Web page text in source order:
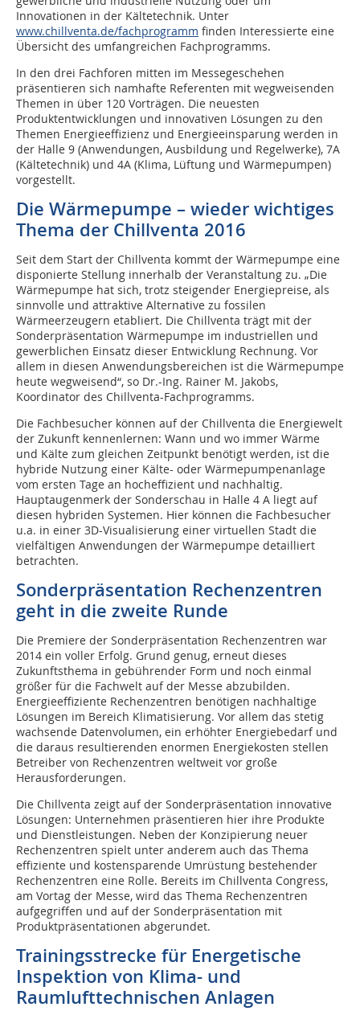
Innovationen in der Kältetechnik. Unter
www.chillventa.de/fachprogramm finden Interessierte eine
Übersicht des umfangreichen Fachprogramms.
In den drei Fachforen mitten im Messegeschehen
präsentieren sich namhafte Referenten mit wegweisenden
Themen in über 120 Vorträgen. Die neuesten
Produktentwicklungen und innovativen Lösungen zu den
Themen Energieeffizienz und Energieeinsparung werden in
der Halle 9 (Anwendungen, Ausbildung und Regelwerke), 7A
(Kältetechnik) und 4A (Klima, Lüftung und Wärmepumpen)
vorgestellt.
Die Wärmepumpe – wieder wichtiges
Thema der Chillventa 2016
Seit dem Start der Chillventa kommt der Wärmepumpe eine
disponierte Stellung innerhalb der Veranstaltung zu. „Die
Wärmepumpe hat sich, trotz steigender Energiepreise, als
sinnvolle und attraktive Alternative zu fossilen
Wärmeerzeugern etabliert. Die Chillventa trägt mit der
Sonderpräsentation Wärmepumpe im industriellen und
gewerblichen Einsatz dieser Entwicklung Rechnung. Vor
allem in diesen Anwendungsbereichen ist die Wärmepumpe
heute wegweisend“, so Dr.-Ing. Rainer M. Jakobs,
Koordinator des Chillventa-Fachprogramms.
Die Fachbesucher können auf der Chillventa die Energiewelt
der Zukunft kennenlernen: Wann und wo immer Wärme
und Kälte zum gleichen Zeitpunkt benötigt werden, ist die
hybride Nutzung einer Kälte- oder Wärmepumpenanlage
vom ersten Tage an hocheffizient und nachhaltig.
Hauptaugenmerk der Sonderschau in Halle 4 A liegt auf
diesen hybriden Systemen. Hier können die Fachbesucher
u.a. in einer 3D-Visualisierung einer virtuellen Stadt die
vielfältigen Anwendungen der Wärmepumpe detailliert
betrachten.
Sonderpräsentation Rechenzentren
geht in die zweite Runde
Die Premiere der Sonderpräsentation Rechenzentren war
2014 ein voller Erfolg. Grund genug, erneut dieses
Zukunftsthema in gebührender Form und noch einmal
größer für die Fachwelt auf der Messe abzubilden.
Energieeffiziente Rechenzentren benötigen nachhaltige
Lösungen im Bereich Klimatisierung. Vor allem das stetig
wachsende Datenvolumen, ein erhöhter Energiebedarf und
die daraus resultierenden enormen Energiekosten stellen
Betreiber von Rechenzentren weltweit vor große
Herausforderungen.
Die Chillventa zeigt auf der Sonderpräsentation innovative
Lösungen: Unternehmen präsentieren hier ihre Produkte
und Dienstleistungen. Neben der Konzipierung neuer
Rechenzentren spielt unter anderem auch das Thema
effiziente und kostensparende Umrüstung bestehender
Rechenzentren eine Rolle. Bereits im Chillventa Congress,
am Vortag der Messe, wird das Thema Rechenzentren
aufgegriffen und auf der Sonderpräsentation mit
Produktpräsentationen abgerundet.
Trainingsstrecke für Energetische
Inspektion von Klima- und
Raumlufttechnischen Anlagen